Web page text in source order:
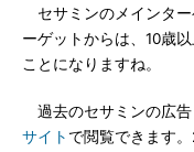
セサミンのメインター
ーゲットからは、10歳
ことになりますね。
過去のセサミンの広告
サイト で閲覧できます